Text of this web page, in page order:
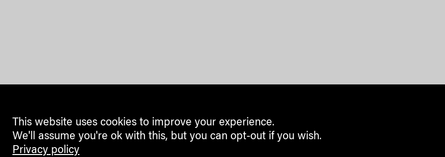
This website uses cookies to improve your experience.
We'll assume you're ok with this, but you can opt-out if you wish.
Privacy policy